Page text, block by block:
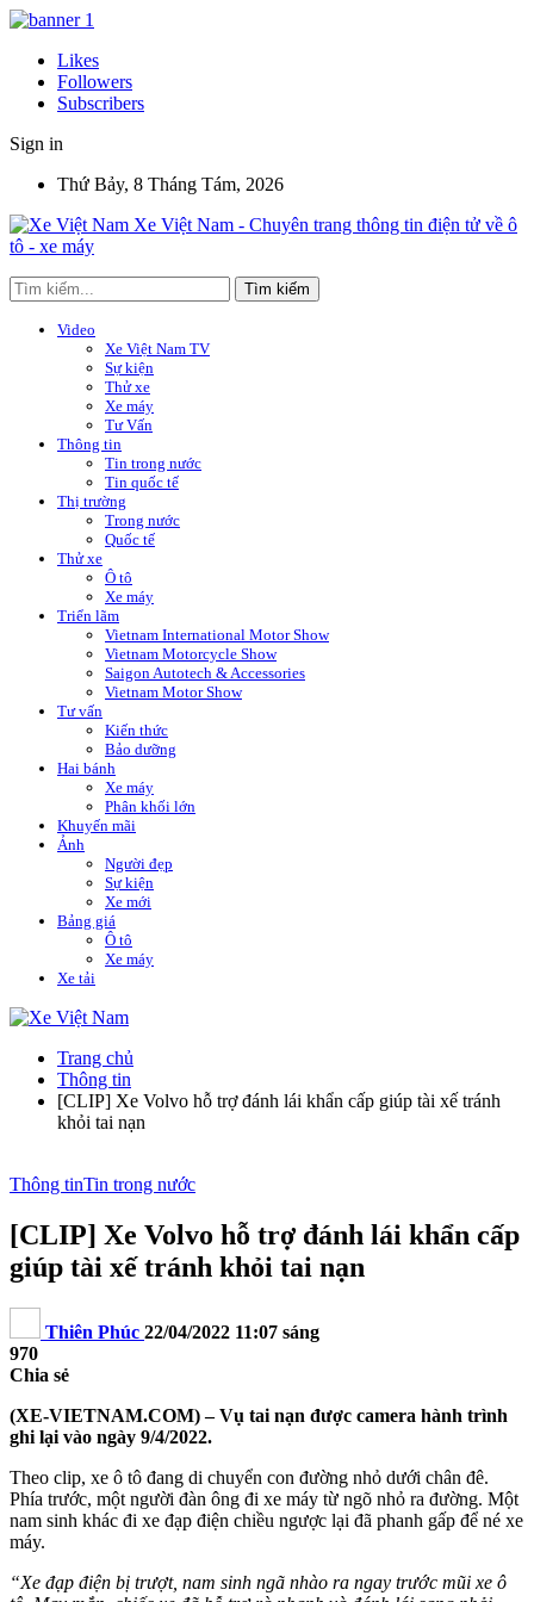
Likes
Followers
Subscribers
Sign in
Thứ Bảy, 8 Tháng Tám, 2026
Xe Việt Nam - Chuyên trang thông tin điện tử về ô
tô - xe máy
Video
Xe Việt Nam TV
Sự kiện
Thử xe
Xe máy
Tư Vấn
Thông tin
Tin trong nước
Tin quốc tế
Thị trường
Trong nước
Quốc tế
Thử xe
Ô tô
Xe máy
Triển lãm
Vietnam International Motor Show
Vietnam Motorcycle Show
Saigon Autotech & Accessories
Vietnam Motor Show
Tư vấn
Kiến thức
Bảo dưỡng
Hai bánh
Xe máy
Phân khối lớn
Khuyến mãi
Ảnh
Người đẹp
Sự kiện
Xe mới
Bảng giá
Ô tô
Xe máy
Xe tải
Trang chủ
Thông tin
[CLIP] Xe Volvo hỗ trợ đánh lái khẩn cấp giúp tài xế tránh
khỏi tai nạn
Thông tinTin trong nước
[CLIP] Xe Volvo hỗ trợ đánh lái khẩn cấp
giúp tài xế tránh khỏi tai nạn
Thiên Phúc 22/04/2022 11:07 sáng
970
Chia sẻ
(XE-VIETNAM.COM) – Vụ tai nạn được camera hành trình
ghi lại vào ngày 9/4/2022.
Theo clip, xe ô tô đang di chuyển con đường nhỏ dưới chân đê.
Phía trước, một người đàn ông đi xe máy từ ngõ nhỏ ra đường. Một
nam sinh khác đi xe đạp điện chiều ngược lại đã phanh gấp để né xe
máy.
“Xe đạp điện bị trượt, nam sinh ngã nhào ra ngay trước mũi xe ô